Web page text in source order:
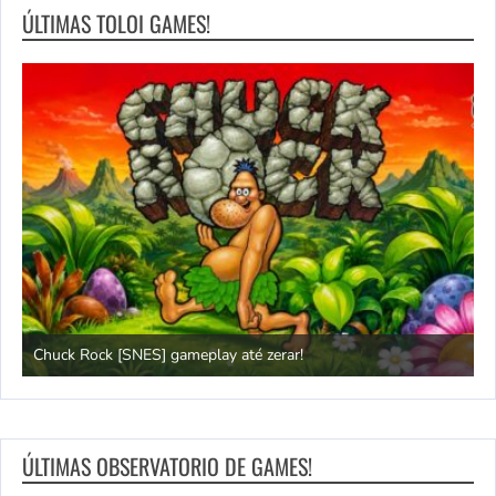
ÚLTIMAS TOLOI GAMES!
Chuck Rock [SNES] gameplay até zerar!
ÚLTIMAS OBSERVATORIO DE GAMES!